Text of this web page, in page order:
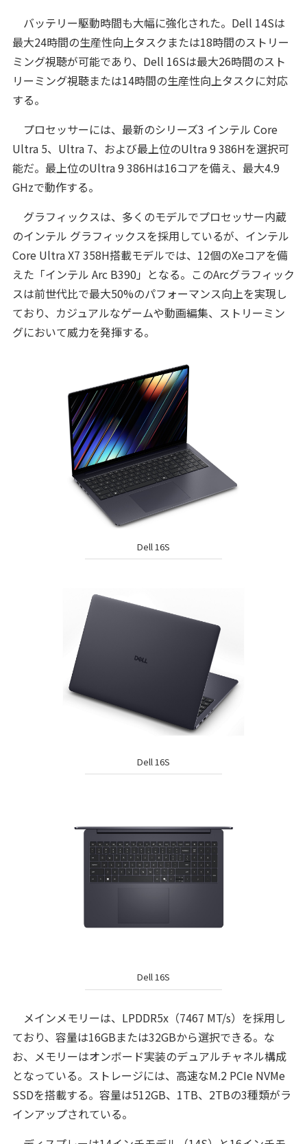
バッテリー駆動時間も大幅に強化された。Dell 14Sは
最大24時間の生産性向上タスクまたは18時間のストリー
ミング視聴が可能であり、Dell 16Sは最大26時間のスト
リーミング視聴または14時間の生産性向上タスクに対応
する。
プロセッサーには、最新のシリーズ3 インテル Core
Ultra 5、Ultra 7、および最上位のUltra 9 386Hを選択可
能だ。最上位のUltra 9 386Hは16コアを備え、最大4.9
GHzで動作する。
グラフィックスは、多くのモデルでプロセッサー内蔵
のインテル グラフィックスを採用しているが、インテル
Core Ultra X7 358H搭載モデルでは、12個のXeコアを備
えた「インテル Arc B390」となる。このArcグラフィック
スは前世代比で最大50%のパフォーマンス向上を実現し
ており、カジュアルなゲームや動画編集、ストリーミン
グにおいて威力を発揮する。
Dell 16S
Dell 16S
Dell 16S
メインメモリーは、LPDDR5x（7467 MT/s）を採用し
ており、容量は16GBまたは32GBから選択できる。な
お、メモリーはオンボード実装のデュアルチャネル構成
となっている。ストレージには、高速なM.2 PCIe NVMe
SSDを搭載する。容量は512GB、1TB、2TBの3種類がラ
インアップされている。